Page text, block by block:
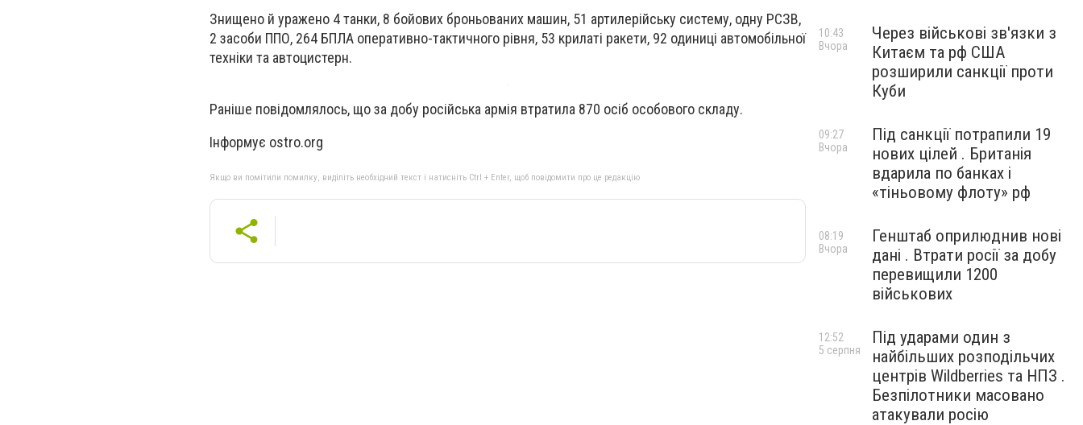
Знищено й уражено 4 танки, 8 бойових броньованих машин, 51 артилерійську систему, одну РСЗВ,
2 засоби ППО, 264 БПЛА оперативно-тактичного рівня, 53 крилаті ракети, 92 одиниці автомобільної
техніки та автоцистерн.
Раніше повідомлялось, що за добу російська армія втратила 870 осіб особового складу.
Інформує ostro.org
Якщо ви помітили помилку, виділіть необхідний текст і натисніть Ctrl + Enter, щоб повідомити про це редакцію
Через військові зв'язки з
Китаєм та рф США
розширили санкції проти
Куби
10:43
Вчора
Під санкції потрапили 19
нових цілей . Британія
вдарила по банках і
«тіньовому флоту» рф
09:27
Вчора
Генштаб оприлюднив нові
дані . Втрати росії за добу
перевищили 1200
військових
08:19
Вчора
Під ударами один з
найбільших розподільчих
центрів Wildberries та НПЗ .
Безпілотники масовано
атакували росію
12:52
5 серпня